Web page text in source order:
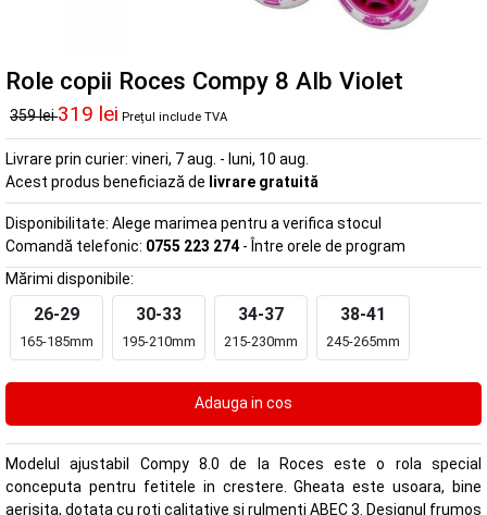
Role copii Roces Compy 8 Alb Violet
359 lei319 lei Prețul include TVA
Livrare prin curier: vineri, 7 aug. - luni, 10 aug.
Acest produs beneficiază de livrare gratuită
Disponibilitate: Alege marimea pentru a verifica stocul
Comandă telefonic: 0755 223 274 - Între orele de program
Mărimi disponibile:
26-29
165-185mm
30-33
195-210mm
34-37
215-230mm
38-41
245-265mm
Modelul ajustabil Compy 8.0 de la Roces este o rola special
conceputa pentru fetitele in crestere. Gheata este usoara, bine
aerisita, dotata cu roti calitative si rulmenti ABEC 3. Designul frumos